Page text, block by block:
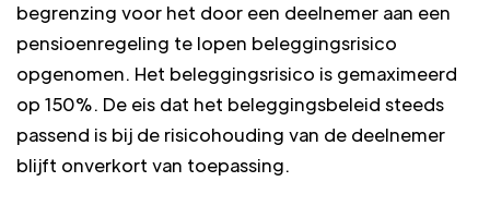
begrenzing voor het door een deelnemer aan een
pensioenregeling te lopen beleggingsrisico
opgenomen. Het beleggingsrisico is gemaximeerd
op 150%. De eis dat het beleggingsbeleid steeds
passend is bij de risicohouding van de deelnemer
blijft onverkort van toepassing.